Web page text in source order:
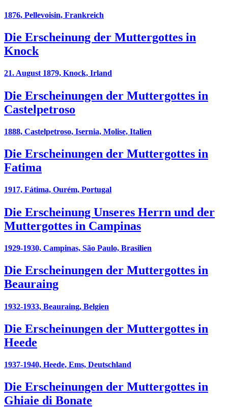
1876, Pellevoisin, Frankreich
Die Erscheinung der Muttergottes in
Knock
21. August 1879, Knock, Irland
Die Erscheinungen der Muttergottes in
Castelpetroso
1888, Castelpetroso, Isernia, Molise, Italien
Die Erscheinungen der Muttergottes in
Fatima
1917, Fátima, Ourém, Portugal
Die Erscheinung Unseres Herrn und der
Muttergottes in Campinas
1929-1930, Campinas, São Paulo, Brasilien
Die Erscheinungen der Muttergottes in
Beauraing
1932-1933, Beauraing, Belgien
Die Erscheinungen der Muttergottes in
Heede
1937-1940, Heede, Ems, Deutschland
Die Erscheinungen der Muttergottes in
Ghiaie di Bonate